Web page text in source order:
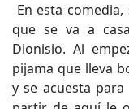
En esta
que se va a
Dionisio. Al
pijama que lleva
y se acuesta